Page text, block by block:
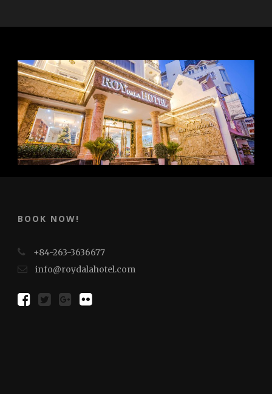
BOOK NOW!
+84-263-3636677
info@roydalahotel.com